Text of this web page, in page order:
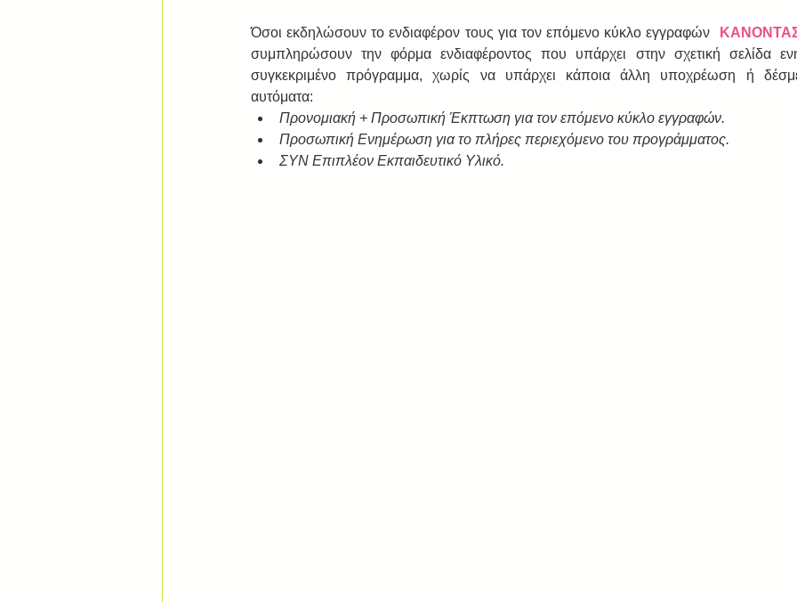
Όσοι εκδηλώσουν το ενδιαφέρον τους για τον επόμενο κύκλο εγγραφών
συμπληρώσουν την φόρμα ενδιαφέροντος που υπάρχει στην σχετική σελίδα
συγκεκριμένο πρόγραμμα, χωρίς να υπάρχει κάποια άλλη υποχρέωση ή
αυτόματα:
Προνομιακή + Προσωπική Έκπτωση για τον επόμενο κύκλο εγγραφών.
Προσωπική Ενημέρωση για το πλήρες περιεχόμενο του προγράμματος.
ΣΥΝ Επιπλέον Εκπαιδευτικό Υλικό.